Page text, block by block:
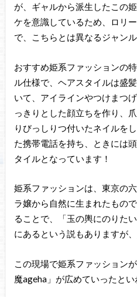
が、ギャルから派生したこの
ケを意識しているため、ロリ
で、こちらとは異なるジャン
おすすめ姫系ファッションの
ル仕様で、ヘアスタイルは盛
いて、アイラインやつけまつ
っきりとした顔立ちを作り、
りびっしりつ付いたネイルを
た携帯電話を持ち、ときには
タイルとなっています！
姫系ファッションは、東京の
ラ嬢から自然に生まれたもの
ることで、「玉の輿にのりた
にあるという説もありますが
この現場で姫系ファッション
魔ageha」が広めていったとい